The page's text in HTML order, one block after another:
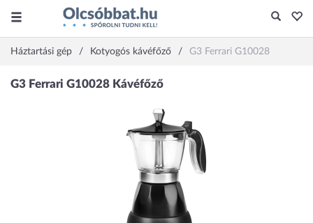
Háztartási gép Kotyogós kávéfőző G3 Ferrari G10028